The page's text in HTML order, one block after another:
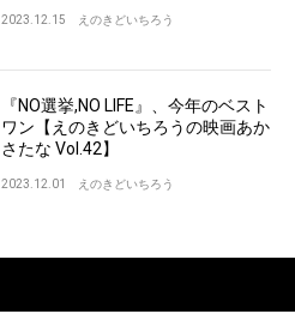
2023.12.15 えのきどいちろう
『NO選挙,NO LIFE』、今年のベスト
ワン【えのきどいちろうの映画あか
さたな Vol.42】
2023.12.01 えのきどいちろう